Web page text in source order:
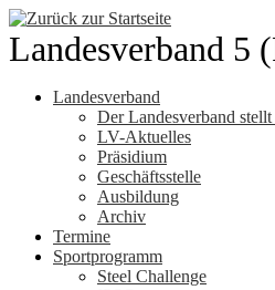
Zum
Inhalt
springen
Landesverband 5
Landesverband
Der Landesverband
LV-Aktuelles
Präsidium
Geschäftsstelle
Ausbildung
Archiv
Termine
Sportprogramm
Steel Challenge